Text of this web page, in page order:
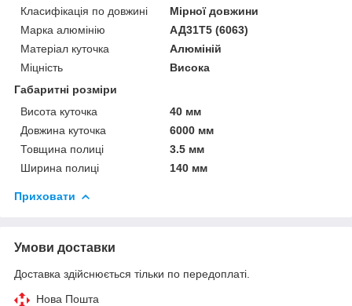
Класифікація по довжині
Мірної довжини
Марка алюмінію
АД31Т5 (6063)
Матеріал куточка
Алюміній
Міцність
Висока
Габаритні розміри
Висота куточка
40 мм
Довжина куточка
6000 мм
Товщина полиці
3.5 мм
Ширина полиці
140 мм
Приховати
Умови доставки
Доставка здійснюється тільки по передоплаті.
Нова Пошта